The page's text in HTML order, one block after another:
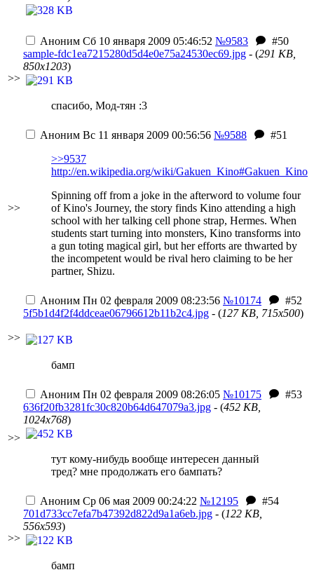
>>
Аноним Сб 10 января 2009 05:46:52 №9583
#50
sample-fdc1ea7215280d5d4e0e75a24530ec69.jpg - (291 KB,
850x1203)
спасибо, Мод-тян :3
>>
Аноним Вс 11 января 2009 00:56:56 №9588
#51
>>9537
http://en.wikipedia.org/wiki/Gakuen_Kino#Gakuen_Kino
Spinning off from a joke in the afterword to volume four
of Kino's Journey, the story finds Kino attending a high
school with her talking cell phone strap, Hermes. When
students start turning into monsters, Kino transforms into
a gun toting magical girl, but her efforts are thwarted by
the incompetent would be rival hero claiming to be her
partner, Shizu.
>>
Аноним Пн 02 февраля 2009 08:23:56 №10174
#52
5f5b1d4f2f4ddceae06796612b11b2c4.jpg - (127 KB, 715x500)
бамп
>>
Аноним Пн 02 февраля 2009 08:26:05 №10175
#53
636f20fb3281fc30c820b64d647079a3.jpg - (452 KB,
1024x768)
тут кому-нибудь вообще интересен данный
тред? мне продолжать его бампать?
>>
Аноним Ср 06 мая 2009 00:24:22 №12195
#54
701d733cc7efa7b47392d822d9a1a6eb.jpg - (122 KB,
556x593)
бамп